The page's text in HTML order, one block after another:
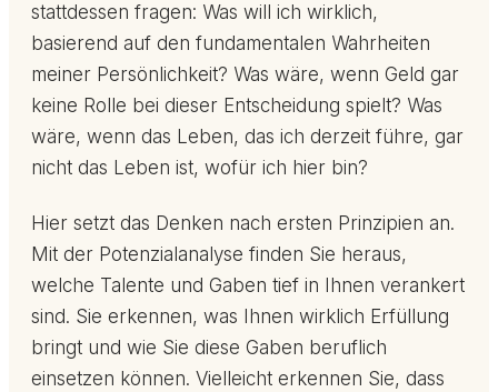
stattdessen fragen: Was will ich wirklich,
basierend auf den fundamentalen Wahrheiten
meiner Persönlichkeit? Was wäre, wenn Geld gar
keine Rolle bei dieser Entscheidung spielt? Was
wäre, wenn das Leben, das ich derzeit führe, gar
nicht das Leben ist, wofür ich hier bin?
Hier setzt das Denken nach ersten Prinzipien an.
Mit der Potenzialanalyse finden Sie heraus,
welche Talente und Gaben tief in Ihnen verankert
sind. Sie erkennen, was Ihnen wirklich Erfüllung
bringt und wie Sie diese Gaben beruflich
einsetzen können. Vielleicht erkennen Sie, dass